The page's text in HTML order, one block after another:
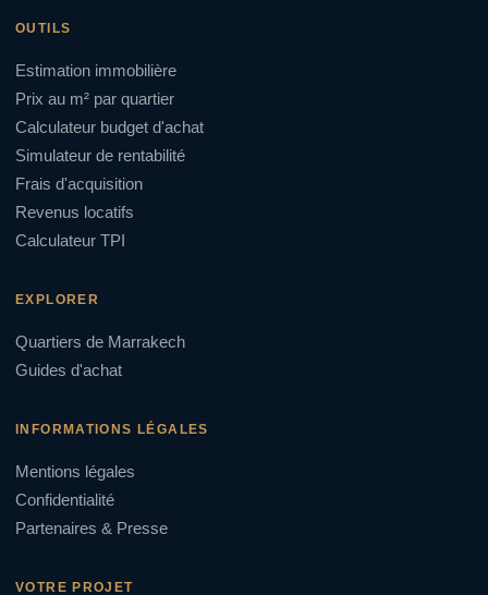
OUTILS
Estimation immobilière
Prix au m² par quartier
Calculateur budget d'achat
Simulateur de rentabilité
Frais d'acquisition
Revenus locatifs
Calculateur TPI
EXPLORER
Quartiers de Marrakech
Guides d'achat
INFORMATIONS LÉGALES
Mentions légales
Confidentialité
Partenaires & Presse
VOTRE PROJET